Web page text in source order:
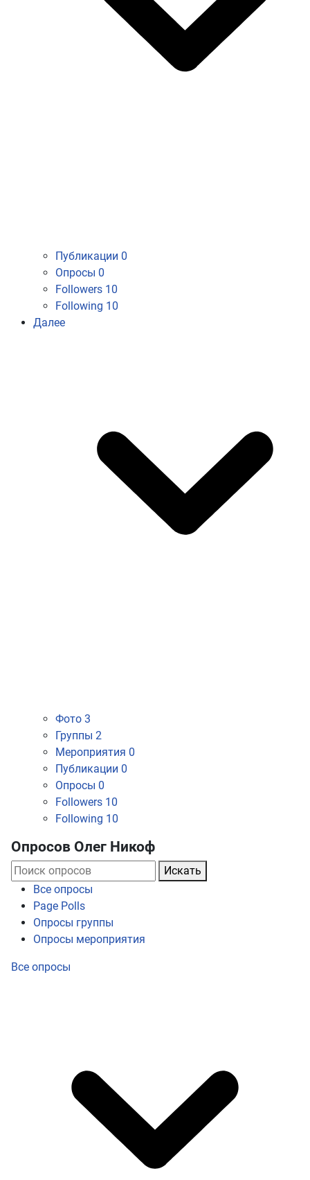
Публикации 0
Опросы 0
Followers 10
Following 10
Далее
Фото 3
Группы 2
Мероприятия 0
Публикации 0
Опросы 0
Followers 10
Following 10
Опросов Олег Никоф
Искать
Все опросы
Page Polls
Опросы группы
Опросы мероприятия
Все опросы